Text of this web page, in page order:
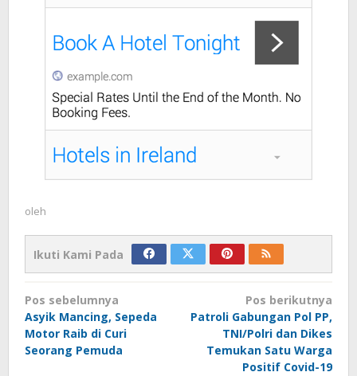
oleh
Ikuti Kami Pada
Navigasi
pos
Pos sebelumnya
Asyik Mancing, Sepeda
Motor Raib di Curi
Seorang Pemuda
Pos berikutnya
Patroli Gabungan Pol PP,
TNI/Polri dan Dikes
Temukan Satu Warga
Positif Covid-19